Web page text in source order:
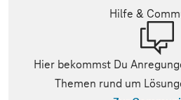
Hilfe &
Hier bekommst Du
Themen rund um